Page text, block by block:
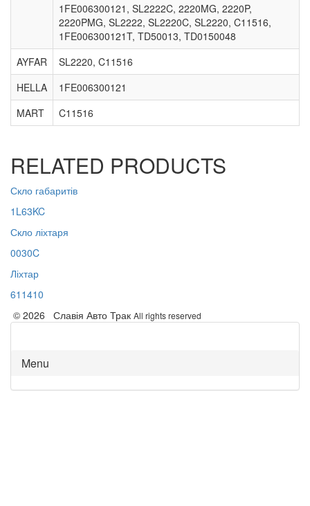
1FE006300121, SL2222C, 2220MG, 2220P,
2220PMG, SL2222, SL2220C, SL2220, C11516,
1FE006300121T, TD50013, TD0150048
AYFAR
SL2220, C11516
HELLA
1FE006300121
MART
C11516
RELATED PRODUCTS
Скло габаритів
1L63KC
Скло ліхтаря
0030C
Ліхтар
611410
© 2026 Славія Авто Трак All rights reserved
Menu